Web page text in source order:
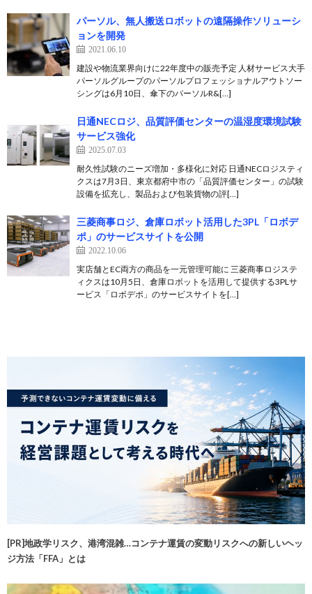
パーソル、無人搬送ロボットの遠隔操作ソリューシ
ョンを開発
2021.06.10
建設や物流業界向けに22年度中の販売予定 人材サービス大手
パーソルグループのパーソルプロフェッショナルアウトソー
シングは6月10日、傘下のパーソルR&[…]
日通NECロジ、品質評価センターの温湿度環境試験
サービス強化
2025.07.03
耐久性試験のニーズ増加・多様化に対応 日通NECロジスティ
クスは7月3日、東京都府中市の「品質評価センター」の試験
設備を拡充し、製品および包装貨物の評[…]
三菱商事ロジ、倉庫ロボット活用した3PL「ロボデ
ポ」のサービスサイトを公開
2022.10.06
実店舗とEC両方の商品を一元管理可能に 三菱商事ロジステ
ィクスは10月5日、倉庫ロボットを活用して提供する3PLサ
ービス「ロボデポ」のサービスサイトを[…]
[PR]地政学リスク、港湾混雑…コンテナ運賃の変動リスクへの新しいヘッ
ジ方法「FFA」とは